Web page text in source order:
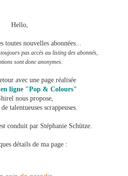
Hello,
toutes nouvelles abonnées...
pas accès au listing des abonnés,
sont donc anonymes.
avec une page réalisée
ligne "Pop & Colours"
nous propose,
talentueuses scrappeuses.
conduit par Stéphanie Schütze.
détails de ma page :